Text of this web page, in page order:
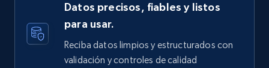
Datos precisos, fiables y listos
para usar.
Reciba datos limpios y estructurados con
validación y controles de calidad